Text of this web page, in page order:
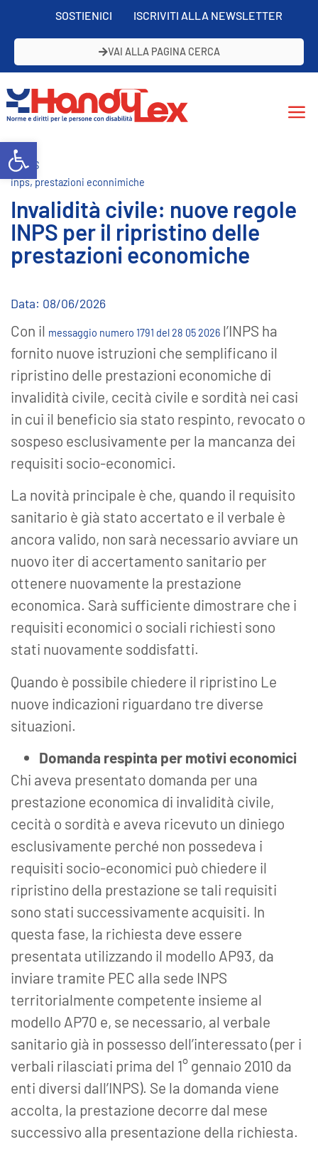
Open toolbar
SOSTIENICI ISCRIVITI ALLA NEWSLETTER
VAI ALLA PAGINA CERCA
NEWS
inps,prestazioni econnimiche
Invalidità civile: nuove regole
INPS per il ripristino delle
prestazioni economiche
Data: 08/06/2026
Con il messaggio numero 1791 del 28 05 2026 l’INPS ha
fornito nuove istruzioni che semplificano il
ripristino delle prestazioni economiche di
invalidità civile, cecità civile e sordità nei casi
in cui il beneficio sia stato respinto, revocato o
sospeso esclusivamente per la mancanza dei
requisiti socio-economici.
La novità principale è che, quando il requisito
sanitario è già stato accertato e il verbale è
ancora valido, non sarà necessario avviare un
nuovo iter di accertamento sanitario per
ottenere nuovamente la prestazione
economica. Sarà sufficiente dimostrare che i
requisiti economici o sociali richiesti sono
stati nuovamente soddisfatti.
Quando è possibile chiedere il ripristino Le
nuove indicazioni riguardano tre diverse
situazioni.
Domanda respinta per motivi economici
Chi aveva presentato domanda per una
prestazione economica di invalidità civile,
cecità o sordità e aveva ricevuto un diniego
esclusivamente perché non possedeva i
requisiti socio-economici può chiedere il
ripristino della prestazione se tali requisiti
sono stati successivamente acquisiti. In
questa fase, la richiesta deve essere
presentata utilizzando il modello AP93, da
inviare tramite PEC alla sede INPS
territorialmente competente insieme al
modello AP70 e, se necessario, al verbale
sanitario già in possesso dell’interessato (per i
verbali rilasciati prima del 1° gennaio 2010 da
enti diversi dall’INPS). Se la domanda viene
accolta, la prestazione decorre dal mese
successivo alla presentazione della richiesta.